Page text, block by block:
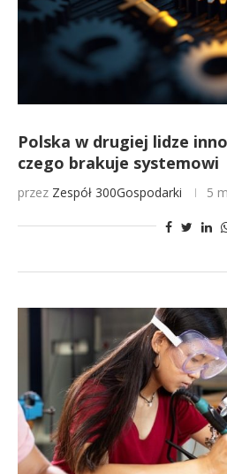
Polska w drugiej lidze
czego brakuje systemowi
przez Zespół 300Gospodarki 5